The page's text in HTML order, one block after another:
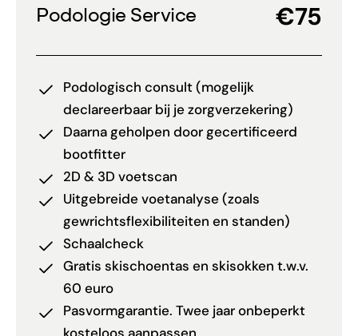
Podologie Service €75
Podologisch consult (mogelijk
declareerbaar bij je zorgverzekering)
Daarna geholpen door gecertificeerd
bootfitter
2D & 3D voetscan
Uitgebreide voetanalyse (zoals
gewrichtsflexibiliteiten en standen)
Schaalcheck
Gratis skischoentas en skisokken t.w.v.
60 euro
Pasvormgarantie. Twee jaar onbeperkt